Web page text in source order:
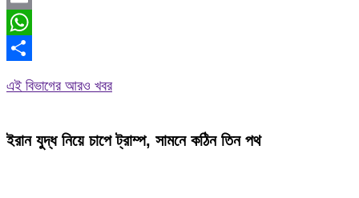
Email
WhatsApp
এই বিভাগের আরও খবর
ইরান যুদ্ধ নিয়ে চাপে ট্রাম্প, সামনে কঠিন তিন পথ